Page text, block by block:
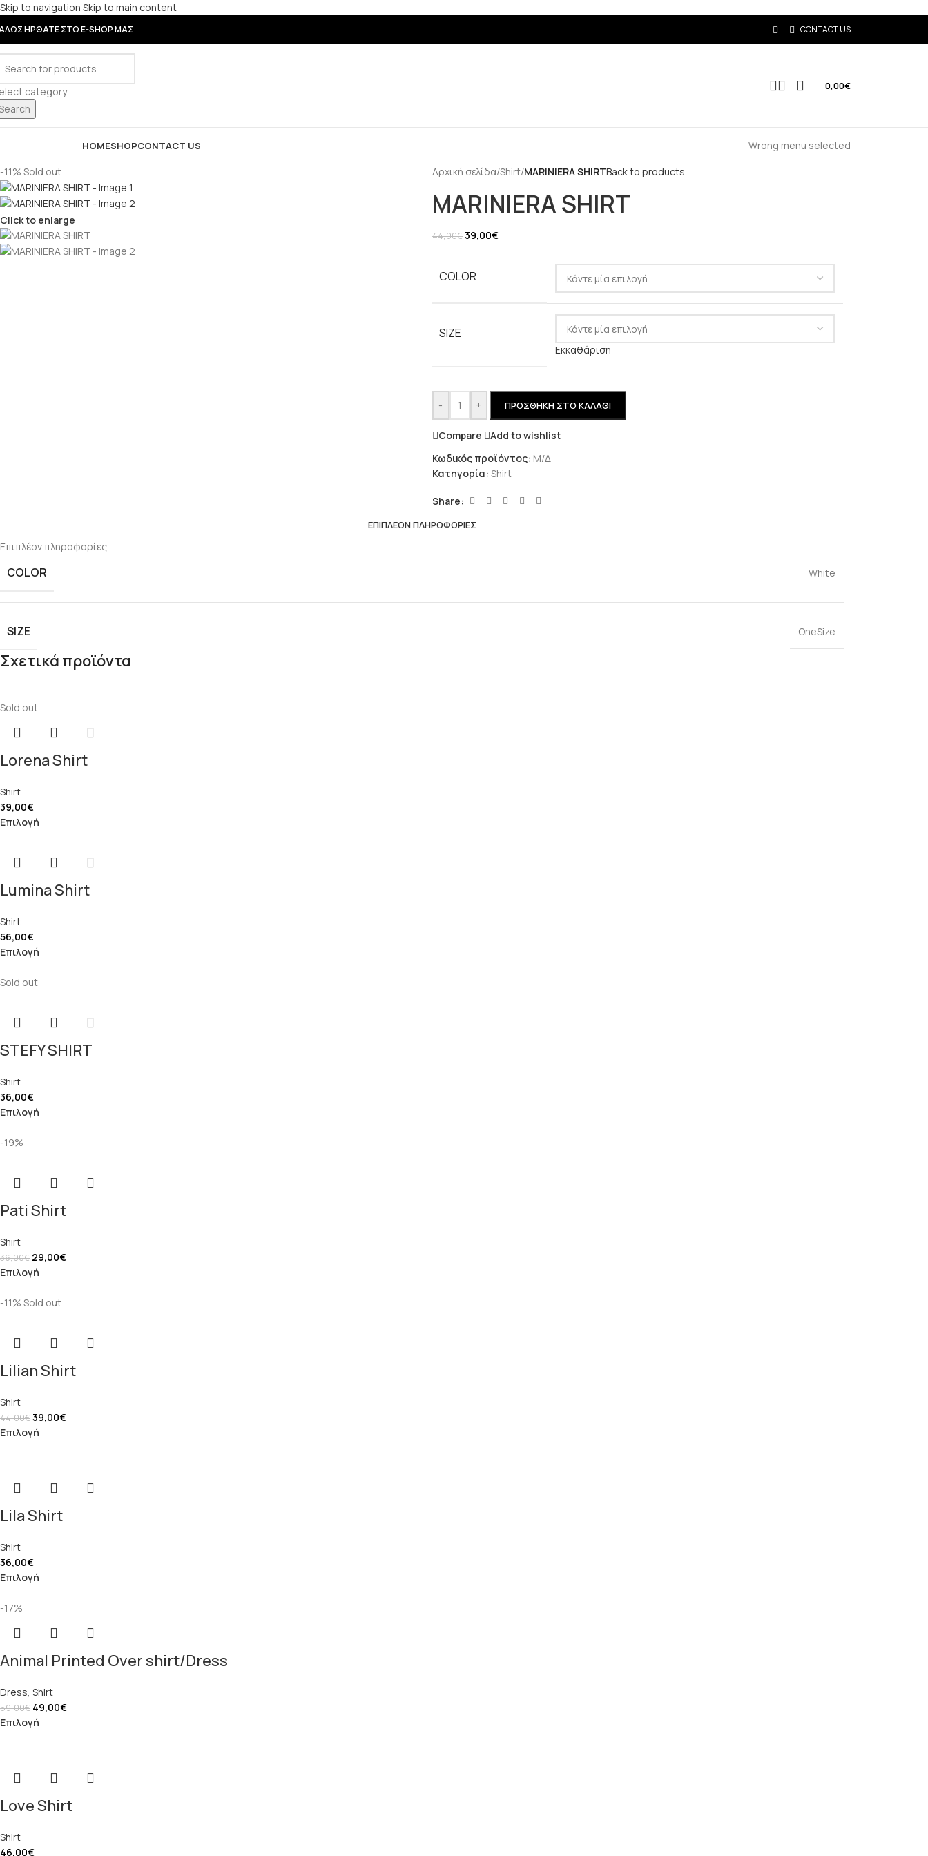
Skip to navigation Skip to main content
ΗΡΘΑΤΕ ΣΤΟ E-SHOP ΜΑΣ CONTACT US
category
0,00€
HOMESHOPCONTACT US
Wrong menu selected
-11% Sold out
Click to enlarge
Αρχική σελίδα/Shirt/MARINIERA SHIRTBack to products
MARINIERA SHIRT
44,00€39,00€
COLOR
SIZE
Εκκαθάριση
- + ΠΡΟΣΘΉΚΗ ΣΤΟ ΚΑΛΆΘΙ
Compare
Add to wishlist
Κωδικός προϊόντος: Μ/Δ
Κατηγορία: Shirt
Share:
ΕΠΙΠΛΈΟΝ ΠΛΗΡΟΦΟΡΊΕΣ
Επιπλέον πληροφορίες
COLOR White
SIZE OneSize
Σχετικά προϊόντα
Sold out
Lorena Shirt
Shirt
39,00€
Επιλογή
Lumina Shirt
Shirt
56,00€
Επιλογή
Sold out
STEFY SHIRT
Shirt
36,00€
Επιλογή
-19%
Pati Shirt
Shirt
36,00€ 29,00€
Επιλογή
-11% Sold out
Lilian Shirt
Shirt
44,00€39,00€
Επιλογή
Lila Shirt
Shirt
36,00€
Επιλογή
-17%
Animal Printed Over shirt/Dress
Dress, Shirt
59,00€ 49,00€
Επιλογή
Love Shirt
Shirt
46,00€